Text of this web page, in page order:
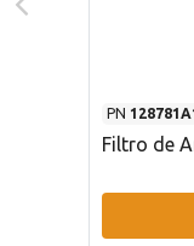
PN
Filtro de